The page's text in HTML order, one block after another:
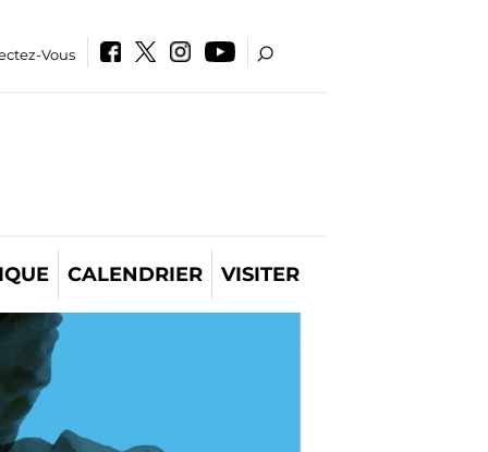
Vous
CALENDRIER VISITER